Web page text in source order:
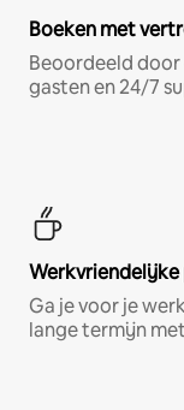
Boeken met
Beoordeeld
gasten en 24/7
Ga je voor je
lange termijn